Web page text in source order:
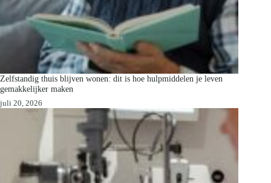
Zelfstandig thuis blijven wonen: dit is hoe hulpmiddelen je leven
gemakkelijker maken
juli 20, 2026